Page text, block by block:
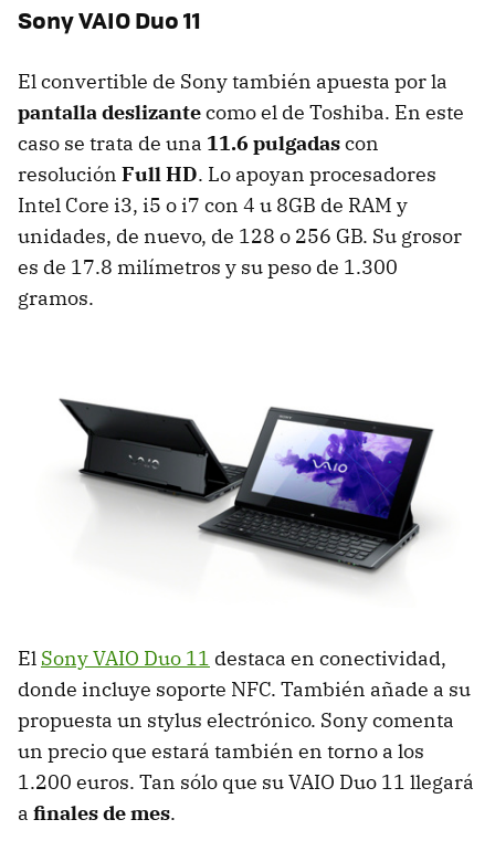
SonyVAIODuo 11
El convertible de Sony también apuesta por la
pantalla deslizantecomo el de Toshiba. En este
caso se trata de una 11.6 pulgadascon
resolución Full HD. Lo apoyan procesadores
Intel Core i3, i5 o i7 con 4 u 8GB de RAM y
unidades, de nuevo, de 128 o 256 GB. Su grosor
es de 17.8 milímetros y su peso de 1.300
gramos.
El SonyVAIO Duo 11 destaca en conectividad,
donde incluye soporte NFC. También añade a su
propuesta un stylus electrónico. Sony comenta
un precio que estará también en torno a los
1.200 euros. Tan sólo que suVAIO Duo 11 llegará
a finales de mes.